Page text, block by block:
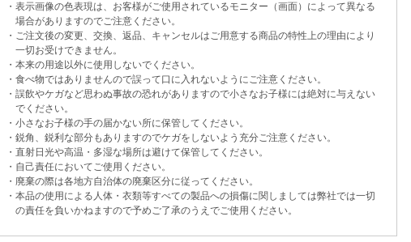
・表示画像の色表現は、お客様がご使用されているモニター（画面）によって異なる
場合がありますのでご注意ください。
・ご注文後の変更、交換、返品、キャンセルはご用意する商品の特性上の理由により
一切お受けできません。
・本来の用途以外に使用しないでください。
・食べ物ではありませんので誤って口に入れないようにご注意ください。
・誤飲やケガなど思わぬ事故の恐れがありますので小さなお子様には絶対に与えない
でください。
・小さなお子様の手の届かない所に保管してください。
・鋭角、鋭利な部分もありますのでケガをしないよう充分ご注意ください。
・直射日光や高温・多湿な場所は避けて保管してください。
・自己責任においてご使用ください。
・廃棄の際は各地方自治体の廃棄区分に従ってください。
・本品の使用による人体・衣類等すべての製品への損傷に関しましては弊社では一切
の責任を負いかねますので予めご了承のうえでご使用ください。